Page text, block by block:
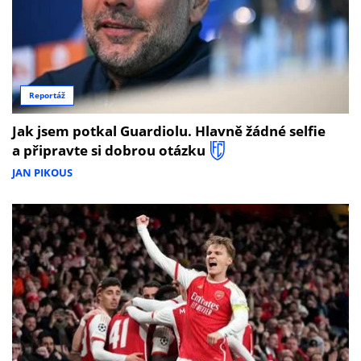
Reportáž
Jak jsem potkal Guardiolu. Hlavně žádné selfie
a připravte si dobrou otázku
JAN PIKOUS